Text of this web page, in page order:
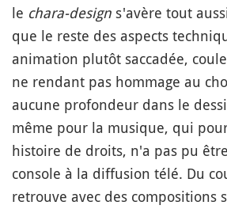
le chara-design s'avère tout
que le reste des aspects
animation plutôt saccadée,
ne rendant pas hommage au
aucune profondeur dans le
même pour la musique, qui
histoire de droits, n'a pas pu
console à la diffusion télé. Du
retrouve avec des compositions